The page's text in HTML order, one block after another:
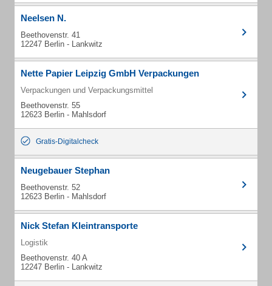
Neelsen N.
Beethovenstr. 41
12247 Berlin - Lankwitz
Nette Papier Leipzig GmbH Verpackungen
Verpackungen und Verpackungsmittel
Beethovenstr. 55
12623 Berlin - Mahlsdorf
Gratis-Digitalcheck
Neugebauer Stephan
Beethovenstr. 52
12623 Berlin - Mahlsdorf
Nick Stefan Kleintransporte
Logistik
Beethovenstr. 40 A
12247 Berlin - Lankwitz